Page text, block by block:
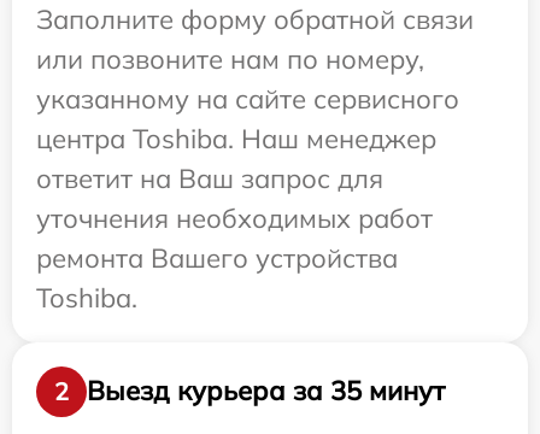
Заполните форму обратной связи
или позвоните нам по номеру,
указанному на сайте сервисного
центра Toshiba. Наш менеджер
ответит на Ваш запрос для
уточнения необходимых работ
ремонта Вашего устройства
Toshiba.
2
Выезд курьера за 35 минут